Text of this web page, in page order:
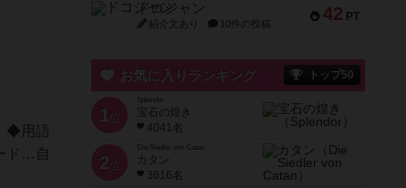
◆用語
ド…自
42 PT
ドコジャン
紹介文あり 10件の投稿
お気に入りランキング トップ50
1 位
宝石の煌き
4041名
2 位
Die Siedler von Catan
カタン
3616名